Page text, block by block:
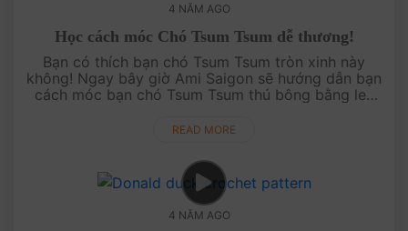
4 NĂM AGO
Học cách móc Chó Tsum Tsum dễ thương!
Bạn có thích bạn chó Tsum Tsum tròn xinh này
không! Ngay bây giờ Ami Saigon sẽ hướng dẫn bạn
cách móc bạn chó Tsum Tsum thú bông bằng len
chưa? Bắt đầu thôi.Cảm ơn ....
READ MORE
4 NĂM AGO